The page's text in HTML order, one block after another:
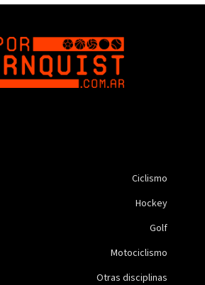
Ciclismo
Hockey
Golf
Motociclismo
Otras disciplinas